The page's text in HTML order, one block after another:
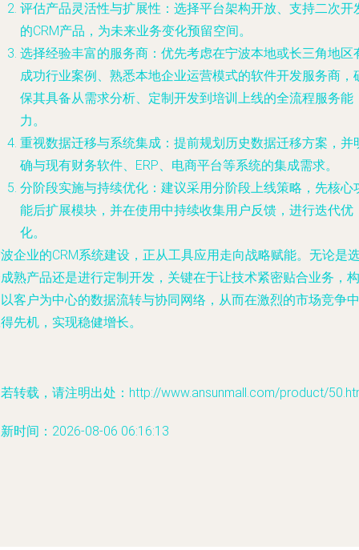
评估产品灵活性与扩展性 ：选择平台架构开放、支持二次开
的CRM产品，为未来业务变化预留空间。
选择经验丰富的服务商 ：优先考虑在宁波本地或长三角地区
成功行业案例、熟悉本地企业运营模式的软件开发服务商，
保其具备从需求分析、定制开发到培训上线的全流程服务能
力。
重视数据迁移与系统集成 ：提前规划历史数据迁移方案，并
确与现有财务软件、ERP、电商平台等系统的集成需求。
分阶段实施与持续优化 ：建议采用分阶段上线策略，先核心
能后扩展模块，并在使用中持续收集用户反馈，进行迭代优
化。
企业的CRM系统建设，正从工具应用走向战略赋能。无论是
熟产品还是进行定制开发，关键在于让技术紧密贴合业务，构
客户为中心的数据流转与协同网络，从而在激烈的市场竞争中
先机，实现稳健增长。
转载，请注明出处：http://www.ansunmall.com/product/
时间：2026-08-06 06:16:13